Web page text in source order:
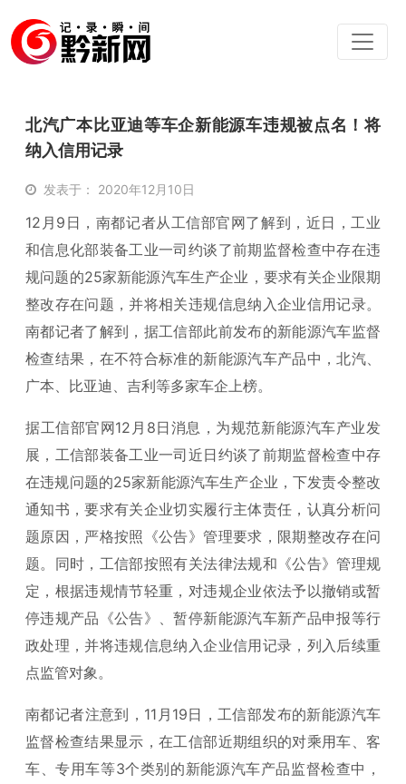
北汽广本比亚迪等车企新能源车违规被点名！将
纳入信用记录
发表于： 2020年12月10日
12月9日，南都记者从工信部官网了解到，近日，工业
和信息化部装备工业一司约谈了前期监督检查中存在违
规问题的25家新能源汽车生产企业，要求有关企业限期
整改存在问题，并将相关违规信息纳入企业信用记录。
南都记者了解到，据工信部此前发布的新能源汽车监督
检查结果，在不符合标准的新能源汽车产品中，北汽、
广本、比亚迪、吉利等多家车企上榜。
据工信部官网12月8日消息，为规范新能源汽车产业发
展，工信部装备工业一司近日约谈了前期监督检查中存
在违规问题的25家新能源汽车生产企业，下发责令整改
通知书，要求有关企业切实履行主体责任，认真分析问
题原因，严格按照《公告》管理要求，限期整改存在问
题。同时，工信部按照有关法律法规和《公告》管理规
定，根据违规情节轻重，对违规企业依法予以撤销或暂
停违规产品《公告》、暂停新能源汽车新产品申报等行
政处理，并将违规信息纳入企业信用记录，列入后续重
点监管对象。
南都记者注意到，11月19日，工信部发布的新能源汽车
监督检查结果显示，在工信部近期组织的对乘用车、客
车、专用车等3个类别的新能源汽车产品监督检查中，